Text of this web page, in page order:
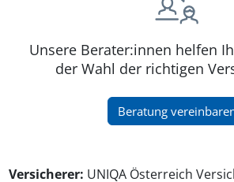
Unsere Berater:innen helfen
der Wahl der richtigen
Beratung
(öffnet in neuem Fenster)
Versicherer: UNIQA Österreich